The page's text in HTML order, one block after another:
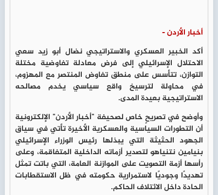
أخبار الأردن -
أكد الخبير العسكري والاستراتيجي نضال أبو زيد سعي
الاحتلال الإسرائيلي إلى فرض معادلة تفاوضية مختلة
التوازن، تتأسس على منطق تفاوض المنتصر مع المهزوم،
في محاولة لترسيخ واقع سياسي يخدم مصالحه
الاستراتيجية بعيدة المدى.
وأوضح في تصريحٍ خاص لصحيفة "أخبار الأردن" الإلكترونية
أن التطورات السياسية والعسكرية الأخيرة تأتي في سياق
الجهود الحثيثة التي يبذلها رئيس الوزراء الإسرائيلي
بنيامين نتنياهو لتصدير أزماته الداخلية المتفاقمة، وعلى
رأسها أزمة التصويت على الموازنة العامة، التي باتت تمثل
تهديدًا وجوديًا لاستمرارية حكومته في ظل الاستقطابات
الحادة داخل الائتلاف الحاكم.